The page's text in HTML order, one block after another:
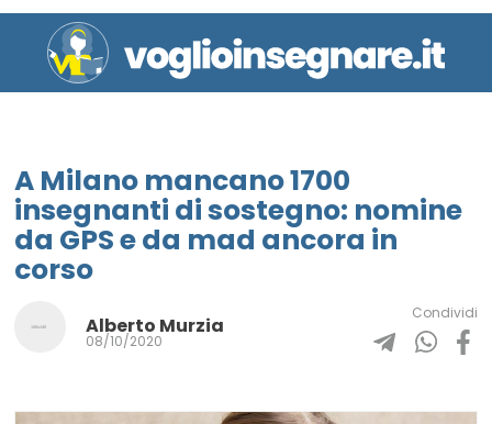
A Milano mancano 1700
insegnanti di sostegno: nomine
da GPS e da mad ancora in
corso
Alberto Murzia
08/10/2020
Condividi